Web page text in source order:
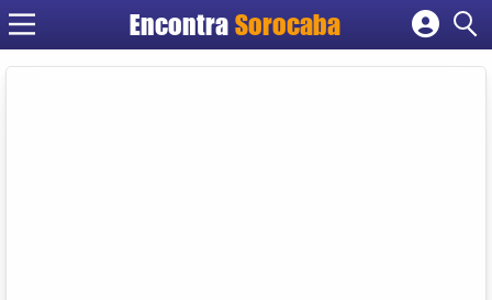
EncontraSorocaba
Cadastrar empresa